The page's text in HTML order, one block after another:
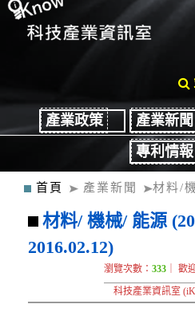
產業政策 產業新聞
專利情報
首頁 產業新聞 材料/
材料/ 機械/ 能源
2016.02.12)
瀏覽次數：333 ｜ 歡
科技產業資訊室